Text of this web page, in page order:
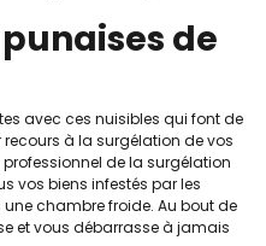
de
avec ces nuisibles qui font de
recours à la surgélation de vos
de la surgélation
vos biens infestés par les
chambre froide. Au bout de
et vous débarrasse à jamais